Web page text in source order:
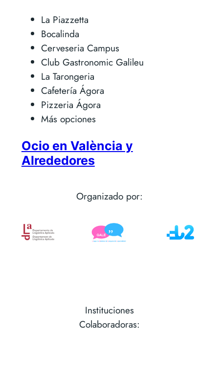
La Piazzetta
Bocalinda
Cerveseria Campus
Club Gastronomic Galileu
La Tarongeria
Cafetería Ágora
Pizzeria Ágora
Más opciones
Ocio en València y
Alrededores
Organizado por:
Instituciones
Colaboradoras: